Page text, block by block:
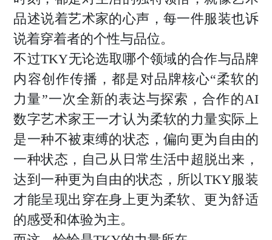
品述说着艺术家的心声，每一件服装也诉
说着穿着者的个性与品位。
不过TKY无论选取哪个领域的合作与品牌
内容创作传播，都是对品牌核心“柔软的
力量”一次全新的表达与探索，合作的AI
数字艺术家王一才认为柔软的力量实际上
是一种不被束缚的状态，偏向更为自由的
一种状态，自己从日常生活中超脱出来，
达到一种更为自由的状态，所以TKY服装
才能呈现出穿在身上更为柔软、更为舒适
的感受和体验为主。